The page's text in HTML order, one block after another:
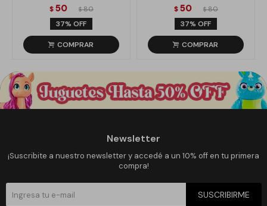
$ 50 $ 80
37
$ 50 $ 80
37
Newsletter
¡Suscribite a nuestro newsletter y accedé a un 10% off en tu primera
compra!
SUSCRIBIRME